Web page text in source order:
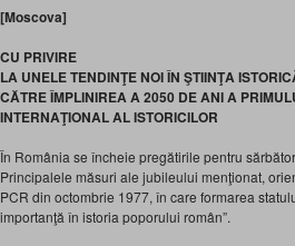
[Moscova]
CU PRIVIRE
LA UNELE TENDINŢE NOI ÎN ŞTIINŢA
CĂTRE ÎMPLINIREA A 2050 DE ANI A
INTERNAŢIONAL AL ISTORICILOR
În România se încheie pregătirile pentru
Principalele măsuri ale jubileului menţionat,
PCR din octombrie 1977, în care formarea
importanţă în istoria poporului român”.